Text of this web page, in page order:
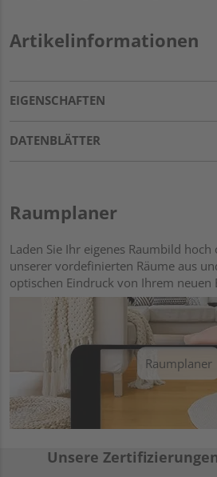
Artikelinformationen
EIGENSCHAFTEN
DATENBLÄTTER
Raumplaner
Laden Sie Ihr eigenes Raumbild
unserer vordefinierten Räume aus
optischen Eindruck von Ihrem neuen
Raumplaner
Unsere